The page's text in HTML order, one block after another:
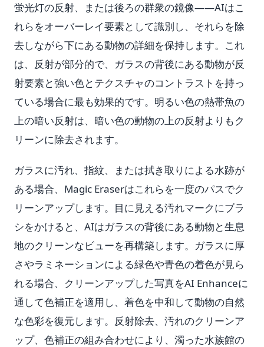
蛍光灯の反射、または後ろの群衆の鏡像——AIはこ
れらをオーバーレイ要素として識別し、それらを除
去しながら下にある動物の詳細を保持します。これ
は、反射が部分的で、ガラスの背後にある動物が反
射要素と強い色とテクスチャのコントラストを持っ
ている場合に最も効果的です。明るい色の熱帯魚の
上の暗い反射は、暗い色の動物の上の反射よりもク
リーンに除去されます。
ガラスに汚れ、指紋、または拭き取りによる水跡が
ある場合、Magic Eraserはこれらを一度のパスでク
リーンアップします。目に見える汚れマークにブラ
シをかけると、AIはガラスの背後にある動物と生息
地のクリーンなビューを再構築します。ガラスに厚
さやラミネーションによる緑色や青色の着色が見ら
れる場合、クリーンアップした写真をAI Enhanceに
通して色補正を適用し、着色を中和して動物の自然
な色彩を復元します。反射除去、汚れのクリーンア
ップ、色補正の組み合わせにより、濁った水族館の